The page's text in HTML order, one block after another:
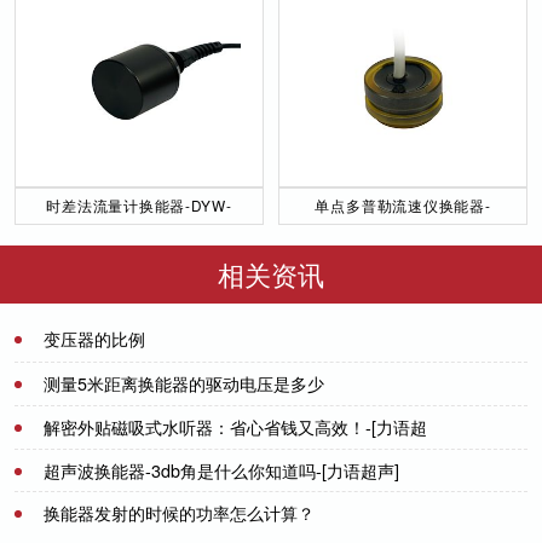
时差法流量计换能器-DYW-
单点多普勒流速仪换能器-
相关资讯
变压器的比例
测量5米距离换能器的驱动电压是多少
解密外贴磁吸式水听器：省心省钱又高效！-[力语超
声]
超声波换能器-3db角是什么你知道吗-[力语超声]
换能器发射的时候的功率怎么计算？